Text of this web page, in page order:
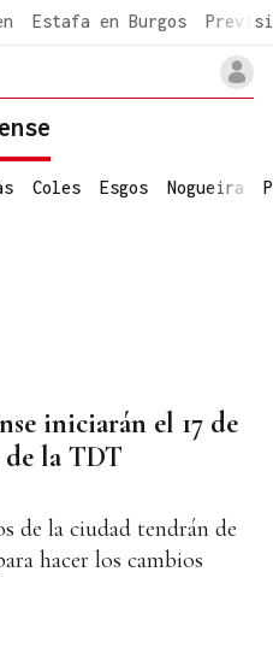
Estafa en Burgos
Coles Esgos Nogueira
iniciarán el 17 de
la TDT
de la ciudad tendrán de
hacer los cambios